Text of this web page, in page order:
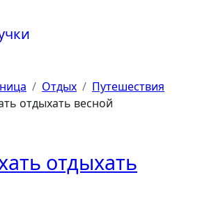
Отдых
Путешествия
отдыхать весной
отдыхать